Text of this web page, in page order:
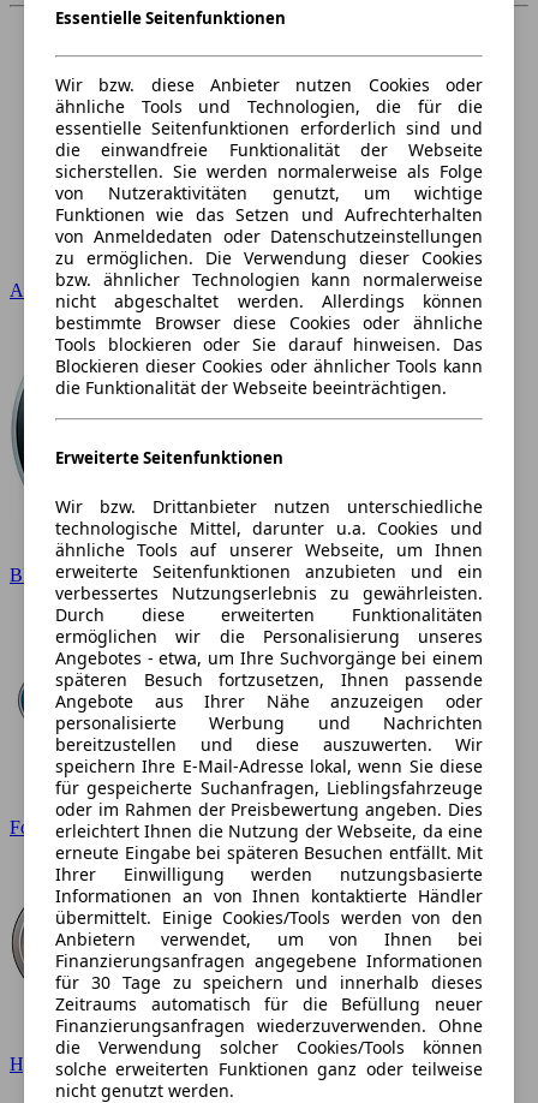
Audi
BMW
Ford
Hyundai
Essentielle Seitenfunktionen
Wir bzw. diese Anbieter nutzen Cookies oder
ähnliche Tools und Technologien, die für die
essentielle Seitenfunktionen erforderlich sind und
die einwandfreie Funktionalität der Webseite
sicherstellen. Sie werden normalerweise als Folge
von Nutzeraktivitäten genutzt, um wichtige
Funktionen wie das Setzen und Aufrechterhalten
von Anmeldedaten oder Datenschutzeinstellungen
zu ermöglichen. Die Verwendung dieser Cookies
bzw. ähnlicher Technologien kann normalerweise
nicht abgeschaltet werden. Allerdings können
bestimmte Browser diese Cookies oder ähnliche
Tools blockieren oder Sie darauf hinweisen. Das
Blockieren dieser Cookies oder ähnlicher Tools kann
die Funktionalität der Webseite beeinträchtigen.
Erweiterte Seitenfunktionen
Wir bzw. Drittanbieter nutzen unterschiedliche
technologische Mittel, darunter u.a. Cookies und
ähnliche Tools auf unserer Webseite, um Ihnen
erweiterte Seitenfunktionen anzubieten und ein
verbessertes Nutzungserlebnis zu gewährleisten.
Durch diese erweiterten Funktionalitäten
ermöglichen wir die Personalisierung unseres
Angebotes - etwa, um Ihre Suchvorgänge bei einem
späteren Besuch fortzusetzen, Ihnen passende
Angebote aus Ihrer Nähe anzuzeigen oder
personalisierte Werbung und Nachrichten
bereitzustellen und diese auszuwerten. Wir
speichern Ihre E-Mail-Adresse lokal, wenn Sie diese
für gespeicherte Suchanfragen, Lieblingsfahrzeuge
oder im Rahmen der Preisbewertung angeben. Dies
erleichtert Ihnen die Nutzung der Webseite, da eine
erneute Eingabe bei späteren Besuchen entfällt. Mit
Ihrer Einwilligung werden nutzungsbasierte
Informationen an von Ihnen kontaktierte Händler
übermittelt. Einige Cookies/Tools werden von den
Anbietern verwendet, um von Ihnen bei
Finanzierungsanfragen angegebene Informationen
für 30 Tage zu speichern und innerhalb dieses
Zeitraums automatisch für die Befüllung neuer
Finanzierungsanfragen wiederzuverwenden. Ohne
die Verwendung solcher Cookies/Tools können
solche erweiterten Funktionen ganz oder teilweise
nicht genutzt werden.